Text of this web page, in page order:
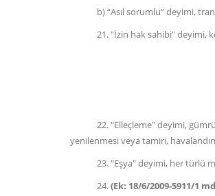
b) “Asıl sorumlu” deyimi,
21. "İzin hak sahibi" deyimi,
22. "Elleçleme" deyimi, gümrük
yenilenmesi veya tamiri,
23. "Eşya" deyimi, her türlü
24.(Ek: 18/6/2009-5911/1